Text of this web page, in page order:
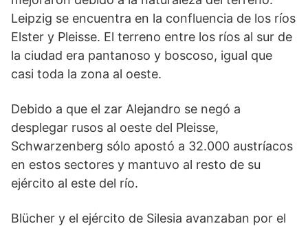
Leipzig se encuentra en la confluencia de los ríos
Elster y Pleisse. El terreno en­tre los ríos al sur de
la ciudad era pantanoso y boscoso, igual que
casi toda la zona al oeste.
Debido a que el zar Alejandro se negó a
desplegar rusos al oeste del Pleisse,
Schwarzenberg sólo apos­tó a 32.000 austríacos
en estos sectores y mantuvo al resto de su
ejército al este del río.
Blücher y el ejérci­to de Silesia avanzaban por el